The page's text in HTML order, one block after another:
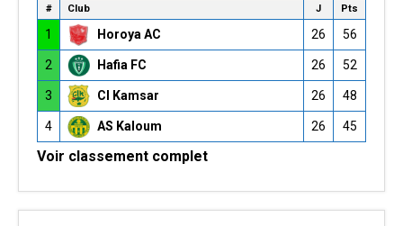
# Club J Pts
1 Horoya AC 26 56
2 Hafia FC 26 52
3 CI Kamsar 26 48
4 AS Kaloum 26 45
Voir classement complet